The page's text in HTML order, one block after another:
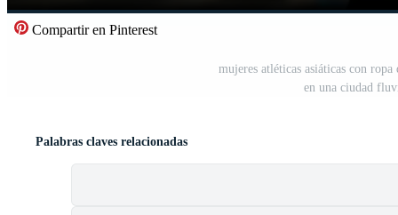
Compartir en Pinterest
mujeres atléticas asiáticas con
en una ciudad
Palabras claves relacionadas